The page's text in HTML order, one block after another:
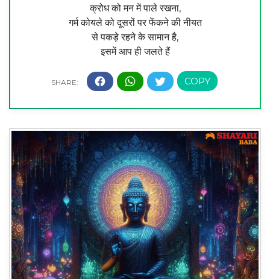
क्रोध को मन में पाले रखना,
गर्म कोयले को दूसरों पर फेंकने की नीयत
से पकड़े रहने के सामान है,
इसमें आप ही जलते हैं